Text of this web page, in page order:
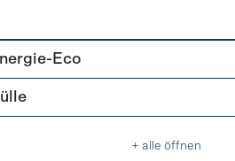
Sanierung
Eco
+ alle öffnen